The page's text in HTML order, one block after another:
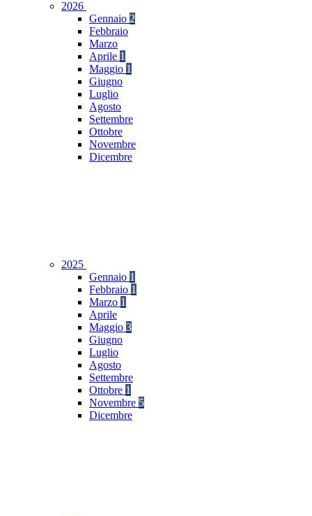
2026
Gennaio 2
Febbraio
Marzo
Aprile 1
Maggio 1
Giugno
Luglio
Agosto
Settembre
Ottobre
Novembre
Dicembre
2025
Gennaio 1
Febbraio 1
Marzo 1
Aprile
Maggio 3
Giugno
Luglio
Agosto
Settembre
Ottobre 1
Novembre 5
Dicembre